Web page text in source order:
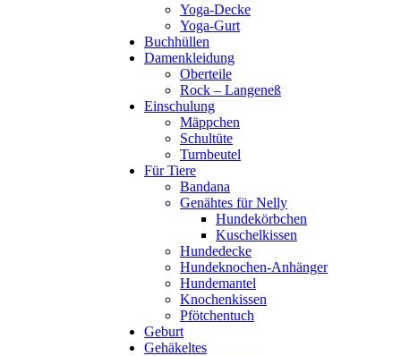
Yoga-Decke
Yoga-Gurt
Buchhüllen
Damenkleidung
Oberteile
Rock – Langeneß
Einschulung
Mäppchen
Schultüte
Turnbeutel
Für Tiere
Bandana
Genähtes für Nelly
Hundekörbchen
Kuschelkissen
Hundedecke
Hundeknochen-Anhänger
Hundemantel
Knochenkissen
Pfötchentuch
Geburt
Gehäkeltes